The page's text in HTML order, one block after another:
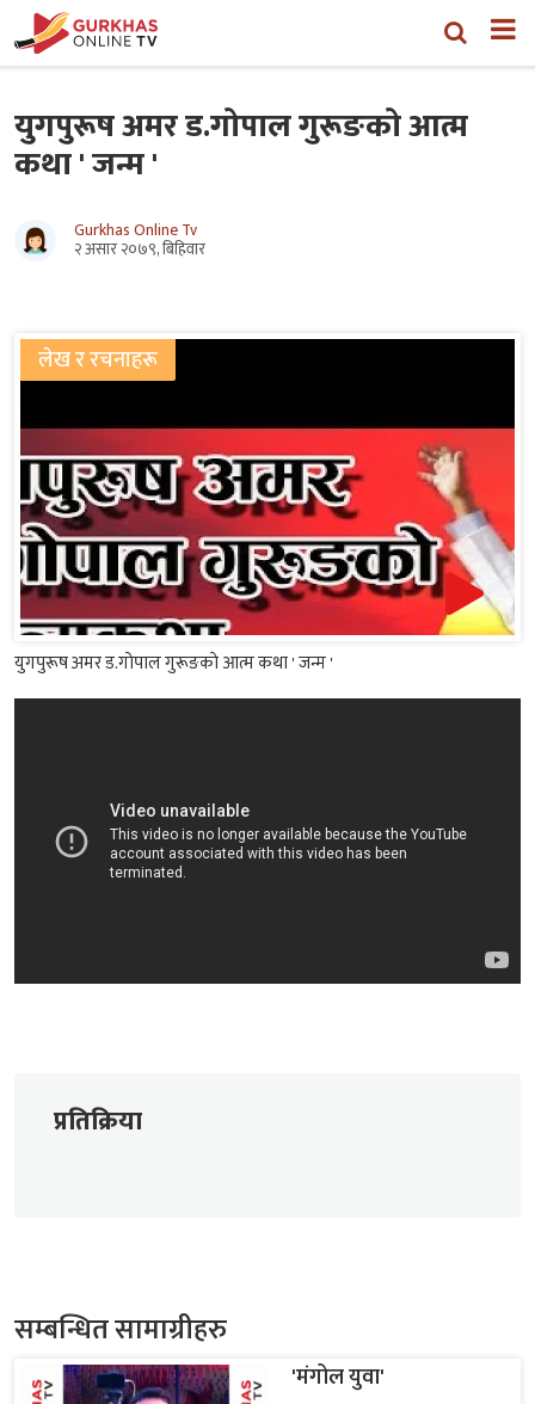
युगपुरूष अमर ड.गाेपाल गुरूङकाे आत्म
कथा ' जन्म '
Gurkhas Online Tv
२ असार २०७९, बिहिवार
लेख र रचनाहरू
युगपुरूष अमर ड.गाेपाल गुरूङकाे आत्म कथा ' जन्म '
प्रतिक्रिया
सम्बन्धित सामाग्रीहरु
'मंगोल युवा'